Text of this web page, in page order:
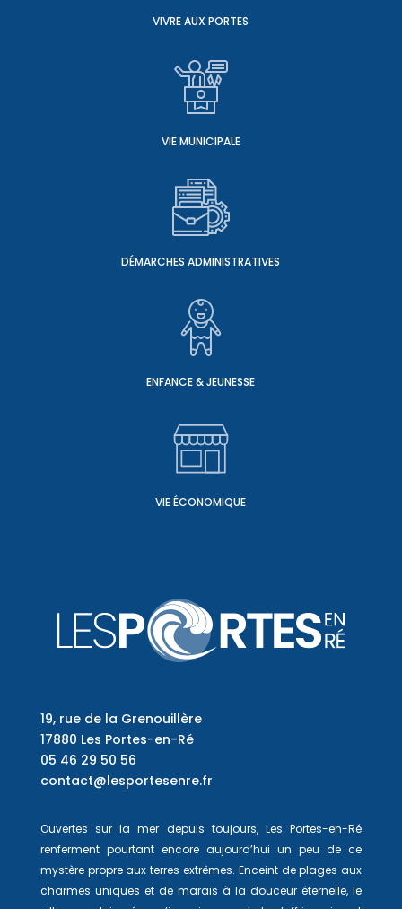
VIVRE AUX PORTES
VIE MUNICIPALE
DÉMARCHES ADMINISTRATIVES
ENFANCE & JEUNESSE
VIE ÉCONOMIQUE
19, rue de la Grenouillère
17880 Les Portes-en-Ré
05 46 29 50 56
contact@lesportesenre.fr
Ouvertes sur la mer depuis toujours, Les Portes-en-Ré
renferment pourtant encore aujourd’hui un peu de ce
mystère propre aux terres extrêmes. Enceint de plages aux
charmes uniques et de marais à la douceur éternelle, le